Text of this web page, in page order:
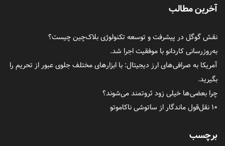
آخرین مطالب
نقش گوگل در پیشرفت و توسعه تکنولوژی بلاک‌چین چیست؟
به‌روزرسانی کاردانو با موفقیت اجرا شد.
آمریکا به صرافی‌های ارز دیجیتال: با ابزارهای مختلف جلوی عبور از تحریم را
بگیرید.
چرا بعضی‌ها خیلی زود ثروتمند می‌شوند؟
۱۰ نقل‌قول ماندگار از ساتوشی ناکاموتو
برچسب